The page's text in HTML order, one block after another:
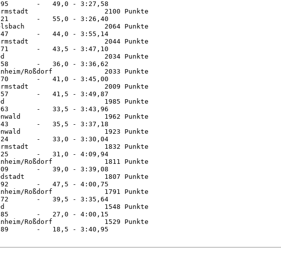
-   49,0 - 3:27,58
2100 Punkte
-   55,0 - 3:26,40
2064 Punkte
-   44,0 - 3:55,14
2044 Punkte
-   43,5 - 3:47,10
2034 Punkte
-   36,0 - 3:36,62
Roßdorf             2033 Punkte
-   41,0 - 3:45,00
2009 Punkte
-   41,5 - 3:49,87
1985 Punkte
-   33,5 - 3:43,96
1962 Punkte
-   35,5 - 3:37,18
1923 Punkte
-   33,0 - 3:30,04
1832 Punkte
-   31,0 - 4:09,94
Roßdorf             1811 Punkte
-   39,0 - 3:39,08
1807 Punkte
-   47,5 - 4:00,75
Roßdorf             1791 Punkte
-   39,5 - 3:35,64
1548 Punkte
-   27,0 - 4:00,15
Roßdorf             1529 Punkte
-   18,5 - 3:40,95